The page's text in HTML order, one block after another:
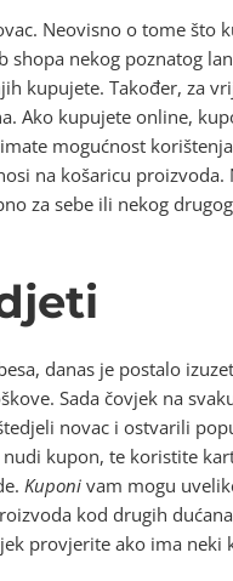
Neovisno o tome što
nekog poznatog
kupujete. Također, za
Ako kupujete online,
mogućnost
na košaricu proizvoda.
za sebe ili nekog
danas je postalo
Sada čovjek na
novac i ostvarili
kupon, te koristite
Kuponi vam mogu
kod drugih
provjerite ako ima neki